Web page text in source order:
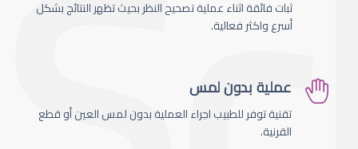
ثبات فائقة اثناء عملية تصحيح النظر بحيث تظهر النتائج بشكل
أسرع واكثر فعالية.
عملية بدون لمس
تقنية توفر للطبيب اجراء العملية بدون لمس العين أو قطع
القرنية.